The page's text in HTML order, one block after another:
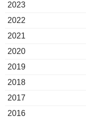
2023
2022
2021
2020
2019
2018
2017
2016